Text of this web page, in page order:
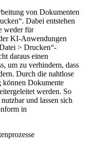
von Dokumenten
Dabei entstehen
weder für
KI-Anwendungen
> Drucken“-
daraus einen
um zu verhindern, dass
Durch die nahtlose
können Dokumente
werden. So
und lassen sich
in